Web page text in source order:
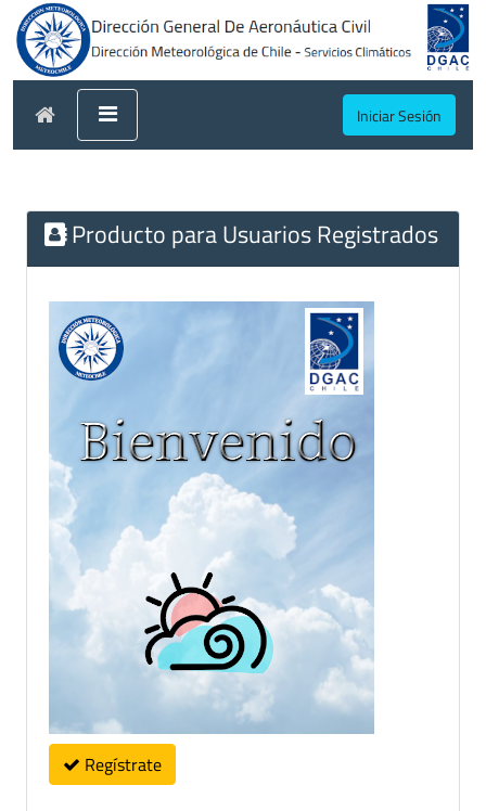
Iniciar Sesión
Producto para Usuarios Registrados
Regístrate